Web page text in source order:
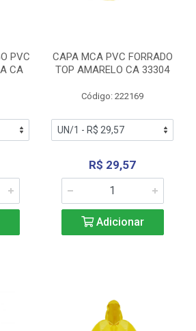
PVC
CA
CAPA MCA PVC FORRADO
TOP AMARELO CA 33304
Código: 222169
R$ 29,57
Adicionar